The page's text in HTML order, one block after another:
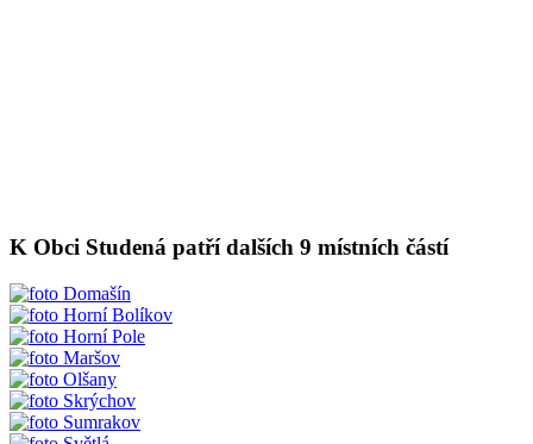
K Obci Studená patří dalších 9 místních částí
Domašín
Horní Bolíkov
Horní Pole
Maršov
Olšany
Skrýchov
Sumrakov